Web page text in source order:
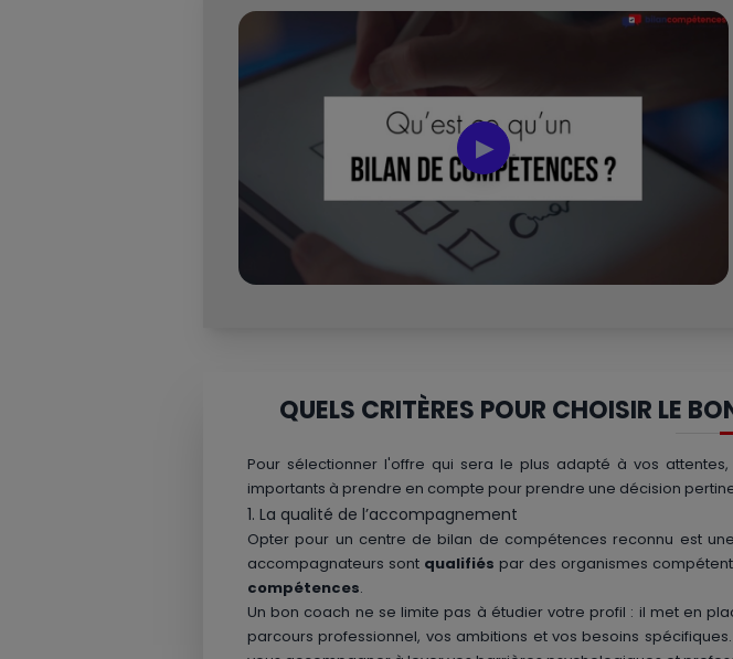
▶
QUELS CRITÈRES POUR CHOISIR LE
Pour sélectionner l'offre qui sera le plus adapté à vos
importants à prendre en compte pour prendre une décision
1. La qualité de l’accompagnement
Opter pour un centre de bilan de compétences reconnu est
accompagnateurs sont qualifiés par des organismes
compétences.
Un bon coach ne se limite pas à étudier votre profil : il met en
parcours professionnel, vos ambitions et vos besoins